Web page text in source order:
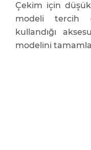
Çekim için
modeli tercih
kullandığı
modelini